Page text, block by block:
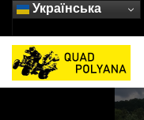
Українська